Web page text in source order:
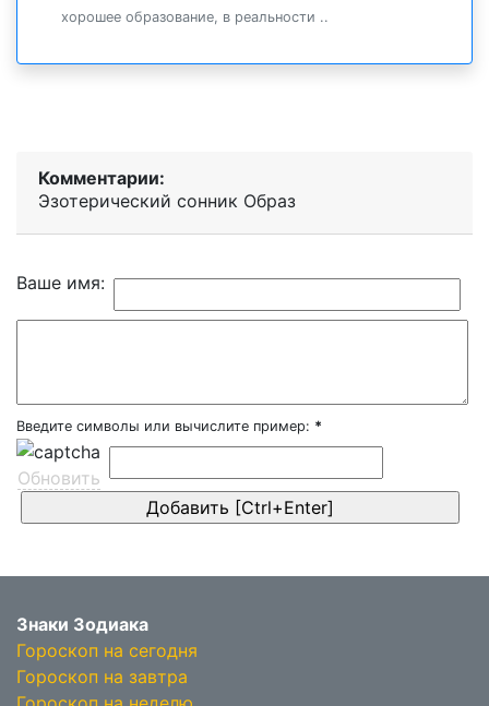
хорошее образование, в реальности ..
Комментарии:
Эзотерический cонник Образ
Ваше имя:
Введите символы или вычислите пример: *
Обновить
Знаки Зодиака
Гороскоп на сегодня
Гороскоп на завтра